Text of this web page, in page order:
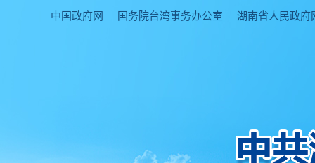
中国政府网 国务院台湾事务办公室 湖南省人民政府